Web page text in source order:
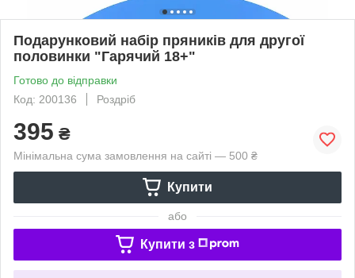
Подарунковий набір пряників для другої
половинки "Гарячий 18+"
Готово до відправки
Код: 200136
Роздріб
395 ₴
Мінімальна сума замовлення на сайті — 500 ₴
Купити
або
Купити з